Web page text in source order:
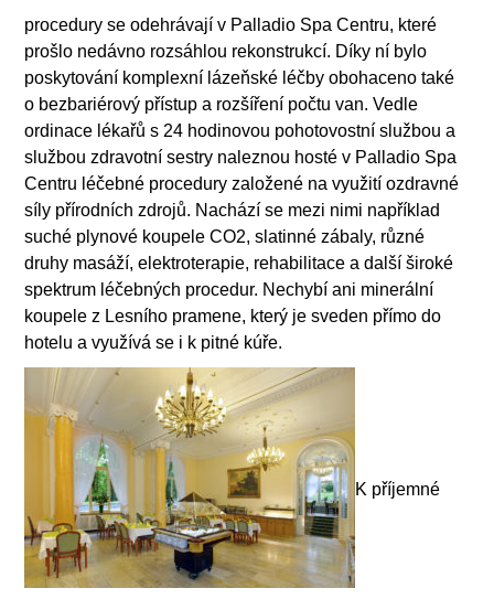
procedury se odehrávají v Palladio Spa Centru, které
prošlo nedávno rozsáhlou rekonstrukcí. Díky ní bylo
poskytování komplexní lázeňské léčby obohaceno také
o bezbariérový přístup a rozšíření počtu van. Vedle
ordinace lékařů s 24 hodinovou pohotovostní službou a
službou zdravotní sestry naleznou hosté v Palladio Spa
Centru léčebné procedury založené na využití ozdravné
síly přírodních zdrojů. Nachází se mezi nimi například
suché plynové koupele CO2, slatinné zábaly, různé
druhy masáží, elektroterapie, rehabilitace a další široké
spektrum léčebných procedur. Nechybí ani minerální
koupele z Lesního pramene, který je sveden přímo do
hotelu a využívá se i k pitné kúře.
K příjemné